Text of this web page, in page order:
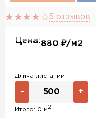
RAL 3003
RAL 6019
RR 32
RR 23
RR 887
5 отзывов
Цена:880 ₽/м2
Длина листа, мм
- +
Итого: 0 м2